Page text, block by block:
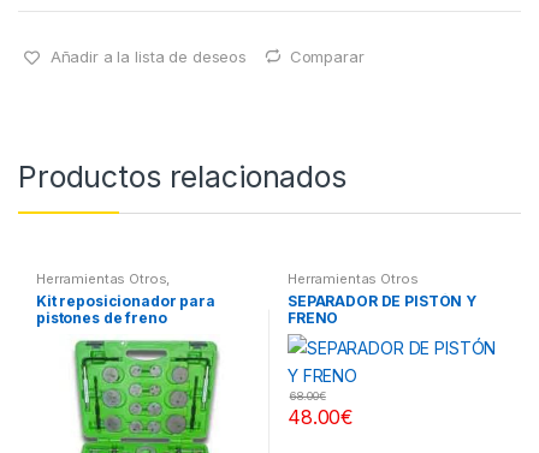
Añadir a la lista de deseos Comparar
Productos relacionados
Herramientas Otros,
Herramientas Frenos y
Refrigeración
Kit reposicionador para
pistones de freno
Herramientas Otros
SEPARADOR DE PISTÓN Y
FRENO
48.00€
68.00€